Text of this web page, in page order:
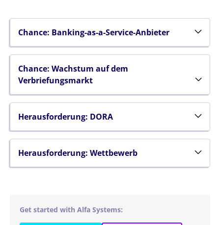
Chance: Banking-as-a-Service-Anbieter
Chance: Wachstum auf dem
Verbriefungsmarkt
Herausforderung: DORA
Herausforderung: Wettbewerb
Get started with Alfa Systems: